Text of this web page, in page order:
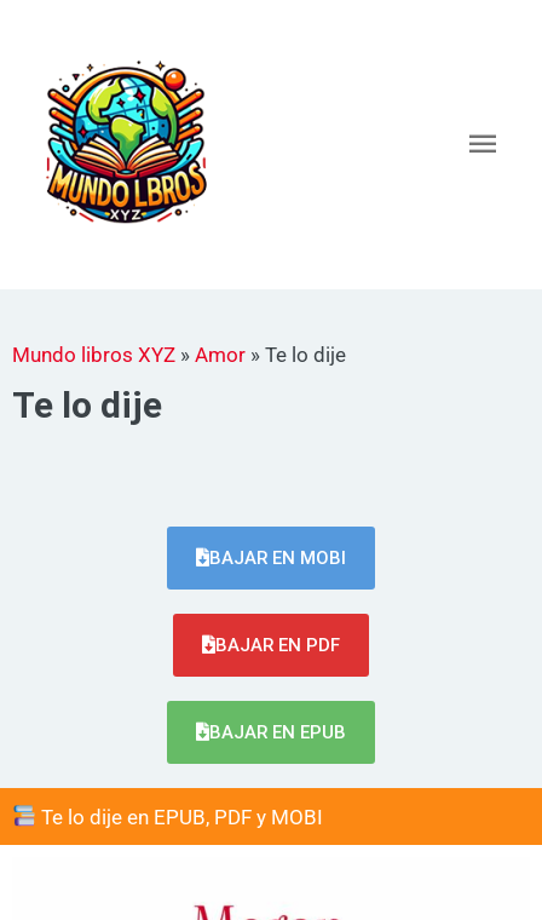
contenido
Mundo libros XYZ » Amor » Te lo dije
Te lo dije
BAJAR EN MOBI
BAJAR EN PDF
BAJAR EN EPUB
Te lo dije en EPUB, PDF y MOBI